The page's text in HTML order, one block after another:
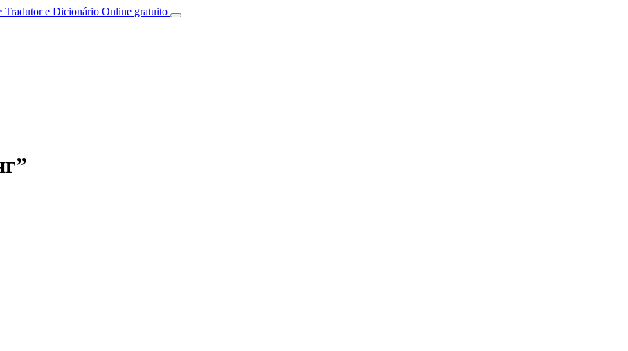
Tradutor e Dicionário Online gratuito